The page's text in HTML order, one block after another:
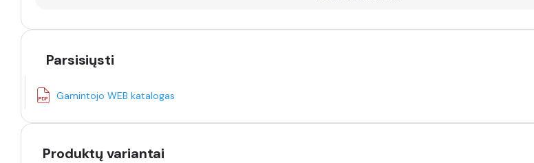
Parsisiųsti
Gamintojo WEB katalogas
Produktų variantai